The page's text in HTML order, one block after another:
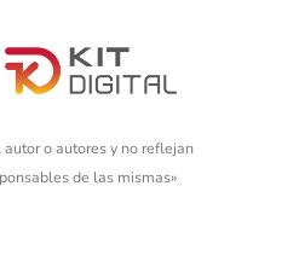
o autores y no reflejan
de las mismas»